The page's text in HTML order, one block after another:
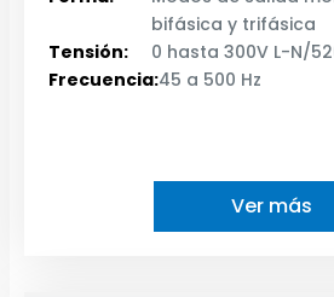
bifásica y trifásica
Tensión:
0 hasta 300V L-N/
Frecuencia:45 a 500 Hz
Ver más